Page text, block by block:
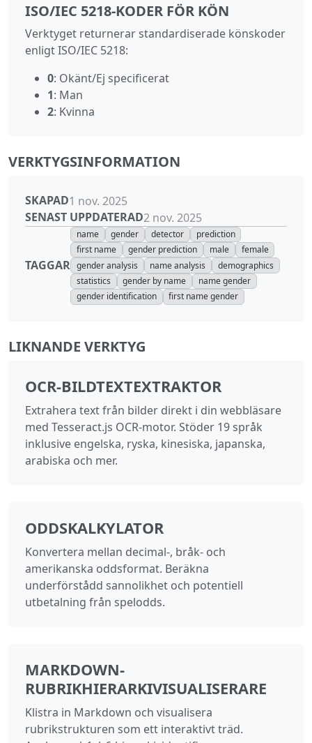
ISO/IEC 5218‑KODER FÖR KÖN
Verktyget returnerar standardiserade könskoder
enligt ISO/IEC 5218:
0: Okänt/Ej specificerat
1: Man
2: Kvinna
VERKTYGSINFORMATION
SKAPAD1 nov. 2025
SENAST UPPDATERAD2 nov. 2025
TAGGAR
name gender detector
prediction
first name
gender prediction male
female
gender analysis
name analysis
demographics
statistics
gender by name
name gender
gender identification
first name gender
LIKNANDE VERKTYG
OCR-BILDTEXTEXTRAKTOR
Extrahera text från bilder direkt i din webbläsare
med Tesseract.js OCR-motor. Stöder 19 språk
inklusive engelska, ryska, kinesiska, japanska,
arabiska och mer.
ODDSKALKYLATOR
Konvertera mellan decimal-, bråk- och
amerikanska oddsformat. Beräkna
underförstådd sannolikhet och potentiell
utbetalning från spelodds.
MARKDOWN-
RUBRIKHIERARKIVISUALISERARE
Klistra in Markdown och visualisera
rubrikstrukturen som ett interaktivt träd.